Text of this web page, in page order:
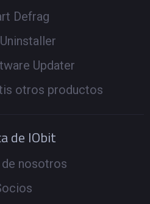
Defrag
Updater
otros productos
de IObit
nosotros